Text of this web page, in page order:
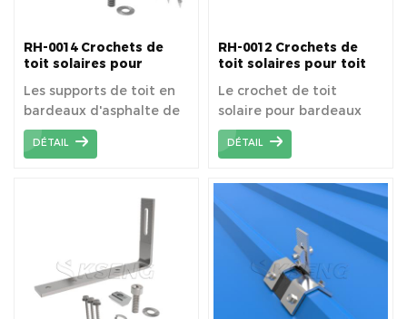
RH-0014 Crochets de
toit solaires pour
Les supports de toit en
bardeaux d'asphalte de
Kseng sont légers et
réduisent la difficulté de
DÉTAIL
RH-0012 Crochets de
toit solaires pour toit
Le crochet de toit
solaire pour bardeaux
d'asphalte est facile à
installer et offre une
DÉTAIL